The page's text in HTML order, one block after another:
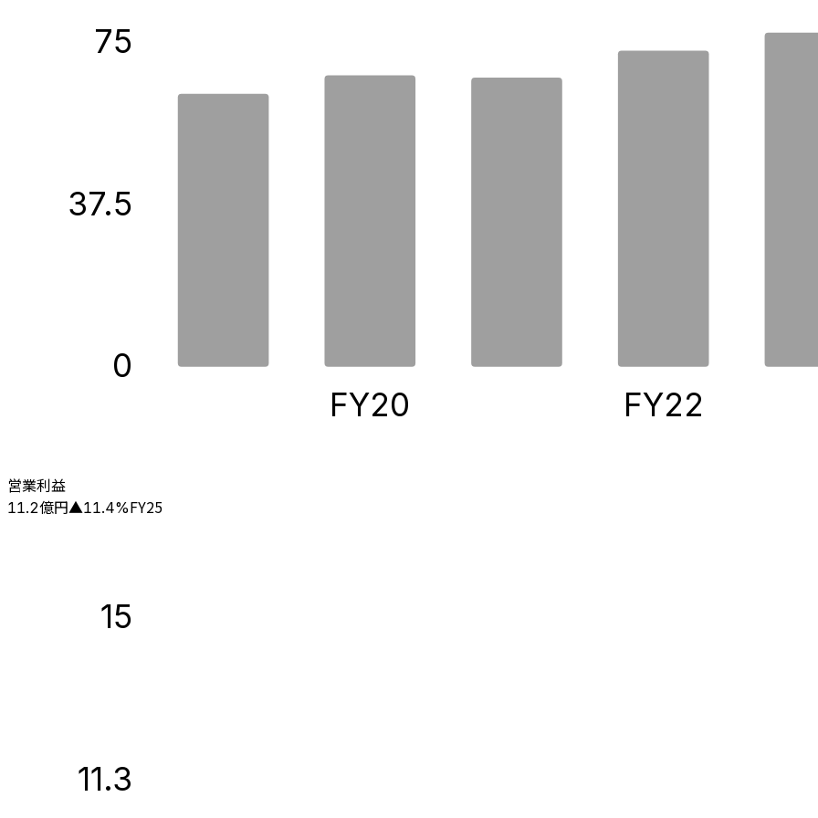
0
37.5
75
FY20 FY22
営業利益
11.2億円▲11.4%FY25
11.3
15